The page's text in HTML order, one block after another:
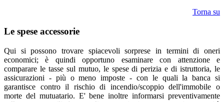
Torna su
Le spese accessorie
Qui si possono trovare spiacevoli sorprese in termini di oneri
economici; è quindi opportuno esaminare con attenzione e
comparare le tasse sul mutuo, le spese di perizia e di istruttoria, le
assicurazioni - più o meno imposte - con le quali la banca si
garantisce contro il rischio di incendio/scoppio dell'immobile o
morte del mutuatario. E' bene inoltre informarsi preventivamente